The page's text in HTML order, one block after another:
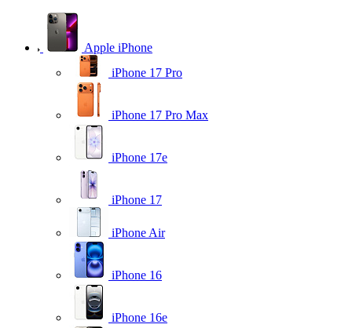
Apple iPhone
iPhone 17 Pro
iPhone 17 Pro Max
iPhone 17e
iPhone 17
iPhone Air
iPhone 16
iPhone 16e